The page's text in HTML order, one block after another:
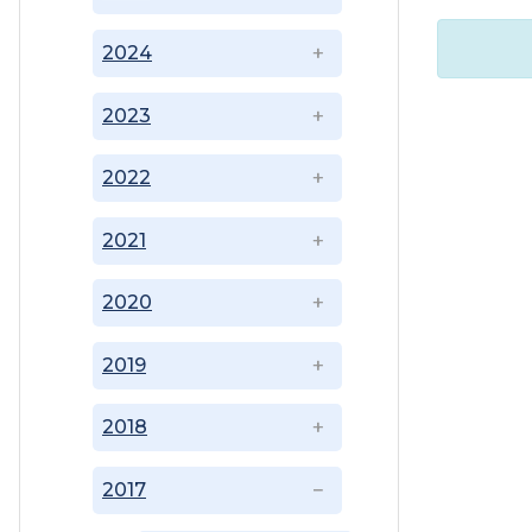
2017
2018
2019
2020
2021
2022
2023
2024